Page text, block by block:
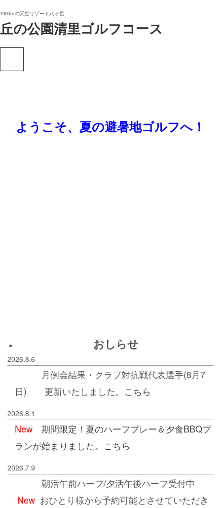
1000ｍの天空リゾート八ヶ岳
丘の公園清里ゴルフコース
ようこそ、夏の避暑地ゴルフへ！
おしらせ
2026.8.6
月例会結果・クラブ対抗戦代表選手(8月7
日) 更新いたしました。 こちら
2026.8.1
New 期間限定！夏のハーフプレー＆夕食BBQプ
ランが始まりました。 こちら
2026.7.9
朝活午前ハーフ/夕活午後ハーフ受付中
New おひとり様から予約可能とさせていただき